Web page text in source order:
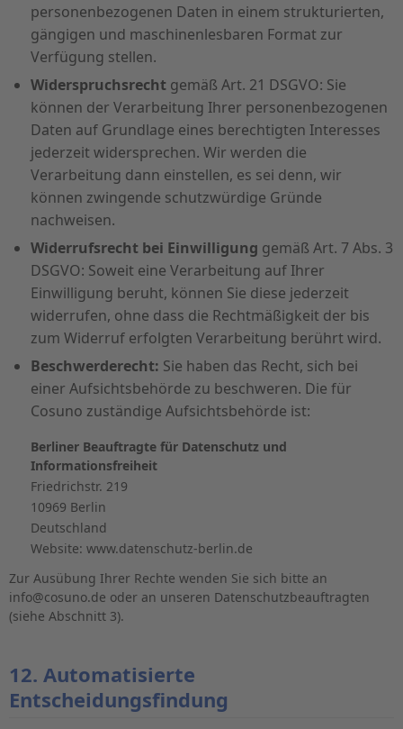
personenbezogenen Daten in einem strukturierten,
gängigen und maschinenlesbaren Format zur
Verfügung stellen.
Widerspruchsrecht gemäß Art. 21 DSGVO: Sie
können der Verarbeitung Ihrer personenbezogenen
Daten auf Grundlage eines berechtigten Interesses
jederzeit widersprechen. Wir werden die
Verarbeitung dann einstellen, es sei denn, wir
können zwingende schutzwürdige Gründe
nachweisen.
Widerrufsrecht bei Einwilligung gemäß Art. 7 Abs. 3
DSGVO: Soweit eine Verarbeitung auf Ihrer
Einwilligung beruht, können Sie diese jederzeit
widerrufen, ohne dass die Rechtmäßigkeit der bis
zum Widerruf erfolgten Verarbeitung berührt wird.
Beschwerderecht: Sie haben das Recht, sich bei
einer Aufsichtsbehörde zu beschweren. Die für
Cosuno zuständige Aufsichtsbehörde ist:
Berliner Beauftragte für Datenschutz und
Informationsfreiheit
Friedrichstr. 219
10969 Berlin
Deutschland
Website: www.datenschutz-berlin.de
Zur Ausübung Ihrer Rechte wenden Sie sich bitte an
info@cosuno.de oder an unseren Datenschutzbeauftragten
(siehe Abschnitt 3).
12. Automatisierte
Entscheidungsfindung